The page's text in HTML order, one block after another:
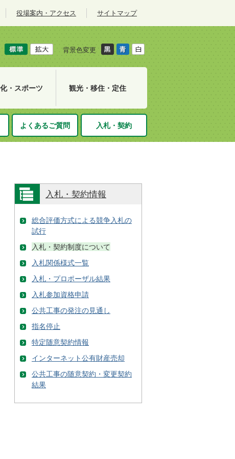
役場案内・アクセス サイトマップ
背景色変更
・スポーツ 観光・移住・定住
よくあるご質問 入札・契約
入札・契約情報
総合評価方式による競争入札の
試行
入札・契約制度について
入札関係様式一覧
入札・プロポーザル結果
入札参加資格申請
公共工事の発注の見通し
指名停止
特定随意契約情報
インターネット公有財産売却
公共工事の随意契約・変更契約
結果